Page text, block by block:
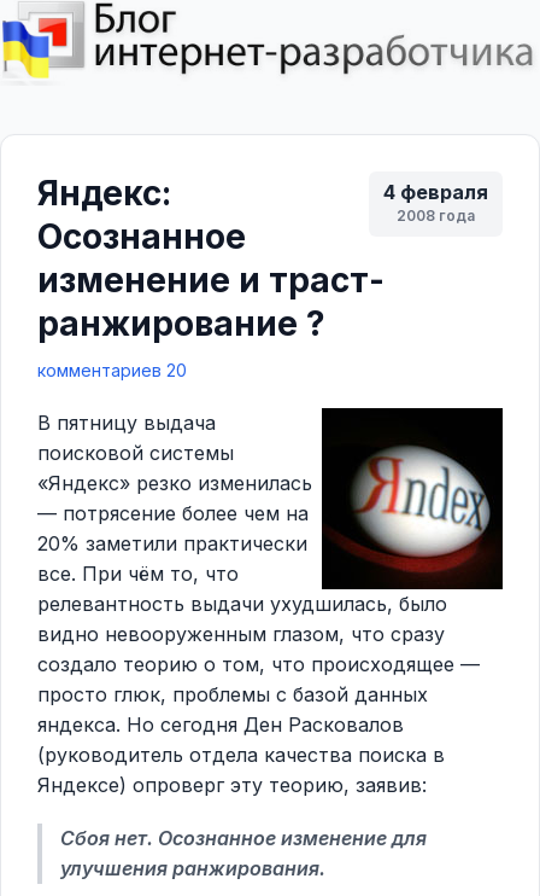
4 февраля
2008 года
Яндекс:
Осознанное
изменение и траст-
ранжирование ?
комментариев 20
В пятницу выдача
поисковой системы
«Яндекс» резко изменилась
— потрясение более чем на
20% заметили практически
все. При чём то, что
релевантность выдачи ухудшилась, было
видно невооруженным глазом, что сразу
создало теорию о том, что происходящее —
просто глюк, проблемы с базой данных
яндекса. Но сегодня Ден Расковалов
(руководитель отдела качества поиска в
Яндексе) опроверг эту теорию, заявив:
Сбоя нет. Осознанное изменение для
улучшения ранжирования.